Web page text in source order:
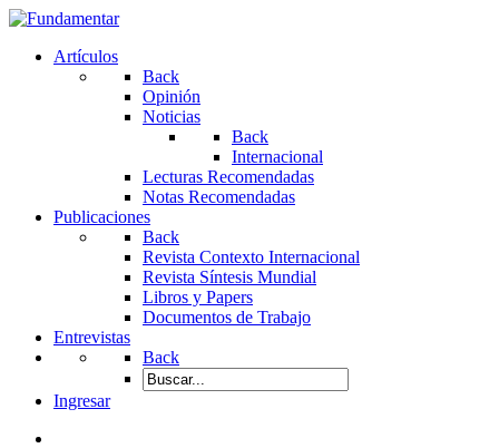
Artículos
Back
Opinión
Noticias
Back
Internacional
Lecturas Recomendadas
Notas Recomendadas
Publicaciones
Back
Revista Contexto Internacional
Revista Síntesis Mundial
Libros y Papers
Documentos de Trabajo
Entrevistas
Back
Ingresar